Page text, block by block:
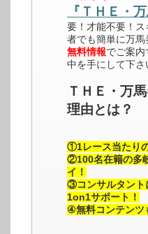
『ＴＨＥ・万
要！才能不要！
者でも簡単に万馬
無料情報でご案内
中を手にして下さ
ＴＨＥ・万
理由とは？
①1レース当たり
②100名在籍の多
イ！
③コンサルタント
1on1サポート！
④無料コンテンツ